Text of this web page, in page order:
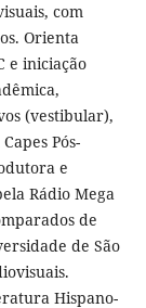
com
Orienta
e iniciação
(vestibular),
Pós-
e
Rádio Mega
de
de São
Hispano-